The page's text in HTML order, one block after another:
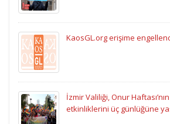
KaosGL.org erişime
İzmir Valiliği, Onur
etkinliklerini üç günlüğüne